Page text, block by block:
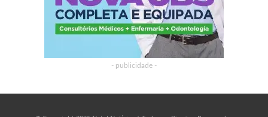
- publicidade -